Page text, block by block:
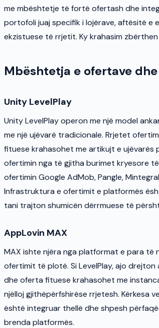
me mbështetje të fortë ofertash dhe
portofoli juaj specifik i lojërave, aftësitë e
ekzistuese të rrjetit. Ky krahasim
Mbështetja e ofertave
Unity LevelPlay
Unity LevelPlay operon me një model
me një ujëvarë tradicionale. Rrjetet
fituese krahasohet me artikujt e ujëvarës
ofertimin nga të gjitha burimet kryesore
ofertimin Google AdMob, Pangle,
Infrastruktura e ofertimit e platformës
tani trajton shumicën dërrmuese të
AppLovin MAX
MAX ishte njëra nga platformat e para
ofertimit të plotë. Si LevelPlay, ajo
dhe oferta fituese krahasohet me
njëlloj gjithëpërfshirëse rrjetesh. Kërkesa
është integruar thellë dhe shpesh
brenda platformës.